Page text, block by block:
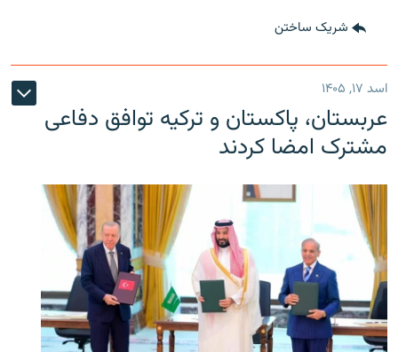
شریک ساختن
اسد ۱۷, ۱۴۰۵
عربستان، پاکستان و ترکیه توافق دفاعی
مشترک امضا کردند